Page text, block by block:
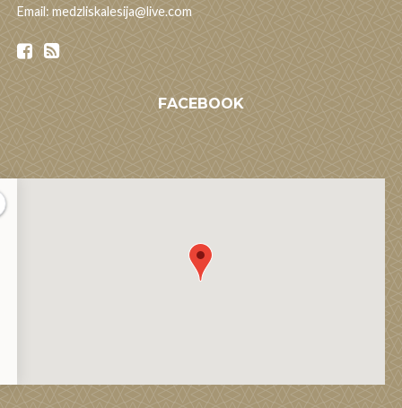
Email: medzliskalesija@live.com
FACEBOOK